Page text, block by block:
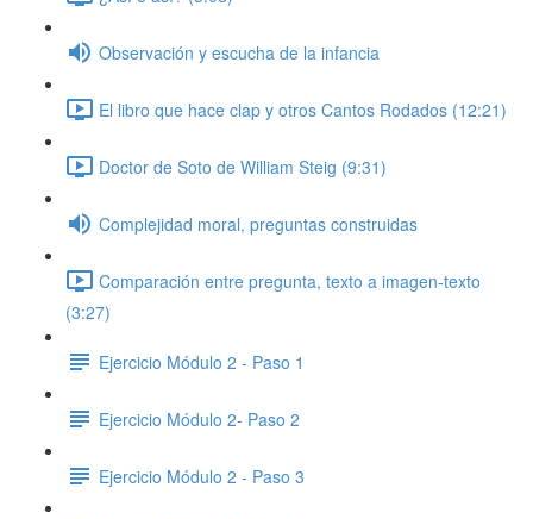
Observación y escucha de la infancia
El libro que hace clap y otros Cantos Rodados (12:21)
Doctor de Soto de William Steig (9:31)
Complejidad moral, preguntas construidas
Comparación entre pregunta, texto a imagen-texto
(3:27)
Ejercicio Módulo 2 - Paso 1
Ejercicio Módulo 2- Paso 2
Ejercicio Módulo 2 - Paso 3